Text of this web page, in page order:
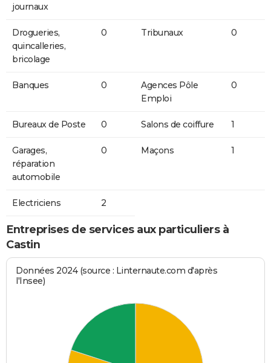
journaux
Drogueries,
quincalleries,
bricolage
0 Tribunaux 0
Banques 0
Agences Pôle
Emploi
0
Bureaux de Poste 0 Salons de coiffure 1
Garages,
réparation
automobile
0 Maçons 1
Electriciens 2
Entreprises de services aux particuliers à
Castin
Données 2024 (source : Linternaute.com d'après
l'Insee)